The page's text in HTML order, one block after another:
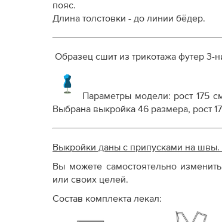
пояс.
Длина толстовки - до линии бёдер.
Образец сшит из трикотажа футер 3-
Параметры модели: рост 175
Выбрана выкройка 46 размера, рост
Выкройки даны с припусками на
Вы можете самостоятельно
или своих целей.
Состав комплекта лекал: